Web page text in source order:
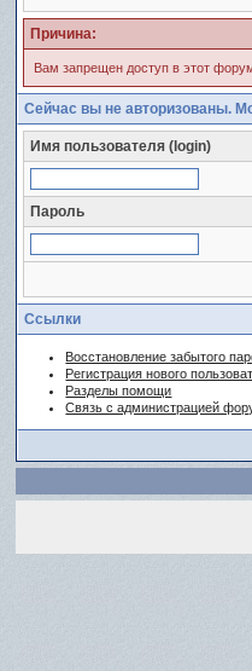
Причина:
Вам запрещен доступ в этот
Сейчас вы не авторизованы.
Имя пользователя (login)
Пароль
Ссылки
Восстановление забытого
Регистрация нового
Разделы помощи
Связь с администрацией